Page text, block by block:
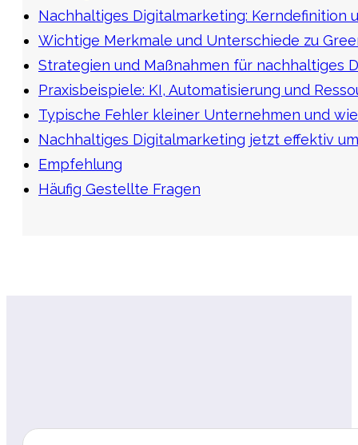
Nachhaltiges Digitalmarketing: Kerndefinition
Wichtige Merkmale und Unterschiede zu
Strategien und Maßnahmen für nachhaltiges
Praxisbeispiele: KI, Automatisierung und
Typische Fehler kleiner Unternehmen und
Nachhaltiges Digitalmarketing jetzt effektiv
Empfehlung
Häufig Gestellte Fragen